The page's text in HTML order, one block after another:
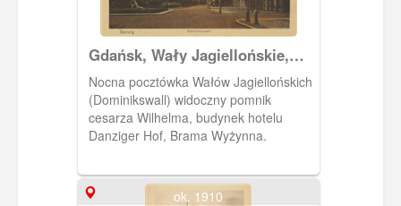
Gdańsk, Wały Jagiellońskie,
Danzig Dominikswall
Nocna pocztówka Wałów Jagiellońskich
(Dominikswall) widoczny pomnik
cesarza Wilhelma, budynek hotelu
Danziger Hof, Brama Wyżynna.
ok. 1910